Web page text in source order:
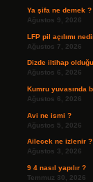
Ya şifa ne demek ?
Ağustos 9, 2026
LFP pil açılımı
Ağustos 7, 2026
Dizde iltihap
Ağustos 6, 2026
Kumru yuvasında
Ağustos 6, 2026
Avi ne ismi ?
Ağustos 5, 2026
Ailecek ne izlenir ?
Ağustos 3, 2026
9 4 nasıl yapılır ?
Temmuz 30, 2026